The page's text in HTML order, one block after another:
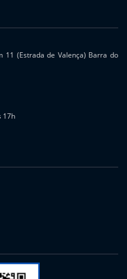
11 (Estrada de Valença) Barra do
17h